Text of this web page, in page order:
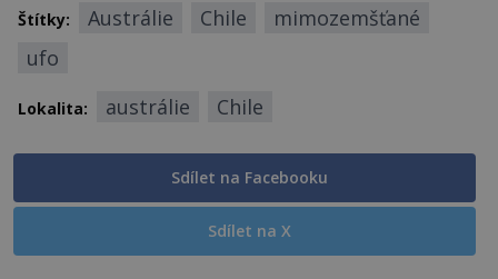
Štítky: Austrálie Chile
mimozemšťané
ufo
Lokalita: austrálie Chile
Sdílet na Facebooku
Sdílet na X